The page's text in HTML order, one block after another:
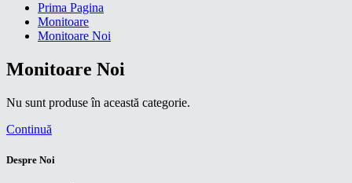
Prima Pagina
Monitoare
Monitoare Noi
Monitoare Noi
Nu sunt produse în această categorie.
Continuă
Despre Noi